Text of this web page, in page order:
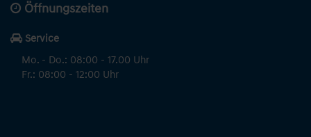
Öffnungszeiten
Service
Mo. - Do.: 08:00 - 17.00 Uhr
Fr.: 08:00 - 12:00 Uhr